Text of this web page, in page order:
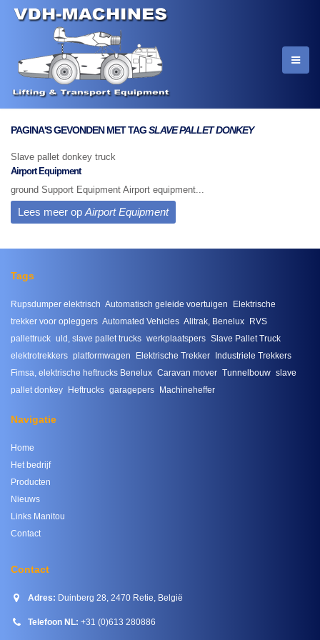
PAGINA'S GEVONDEN MET TAGSLAVE PALLET DONKEY
Slave pallet donkey truck
Airport Equipment
ground Support Equipment Airport equipment...
Lees meer op Airport Equipment
Tags
Rupsdumper elektrisch Automatisch geleide voertuigen
Elektrische
trekker voor opleggers Automated Vehicles Alitrak, Benelux
RVS
pallettruck uld, slave pallet trucks werkplaatspers Slave Pallet Truck
elektrotrekkers platformwagen Elektrische Trekker
Industriele Trekkers
Fimsa, elektrische heftrucks Benelux Caravan mover Tunnelbouw slave
pallet donkey
Heftrucks garagepers Machineheffer
Navigatie
Home
Het bedrijf
Producten
Nieuws
Links Manitou
Contact
Contact
Adres: Duinberg 28, 2470 Retie, België
Telefoon NL: +31 (0)613 280886